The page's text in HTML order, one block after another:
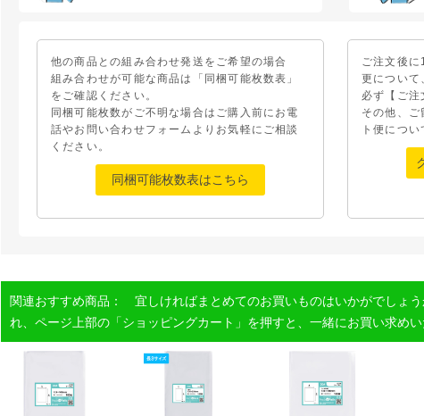
他の商品との組み合わせ発送をご希望の場合
組み合わせが可能な商品は「同梱可能枚数表」
をご確認ください。
同梱可能枚数がご不明な場合はご購入前にお電
話やお問い合わせフォームよりお気軽にご相談
ください。
同梱可能枚数表はこちら
ご注文後
更について
必ず【ご注
その他、ご
ト便につい
関連おすすめ商品： 宜しければまとめてのお買いものはいかがでしょ
れ、ページ上部の「ショッピングカート」を押すと、一緒にお買い求めい